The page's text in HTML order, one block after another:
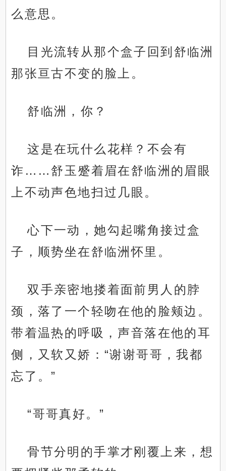
么意思。
目光流转从那个盒子回到舒临洲
那张亘古不变的脸上。
舒临洲，你？
这是在玩什么花样？不会有
诈……舒玉蹙着眉在舒临洲的眉眼
上不动声色地扫过几眼。
心下一动，她勾起嘴角接过盒
子，顺势坐在舒临洲怀里。
双手亲密地搂着面前男人的脖
颈，落了一个轻吻在他的脸颊边。
带着温热的呼吸，声音落在他的耳
侧，又软又娇：“谢谢哥哥，我都
忘了。”
“哥哥真好。”
骨节分明的手掌才刚覆上来，想